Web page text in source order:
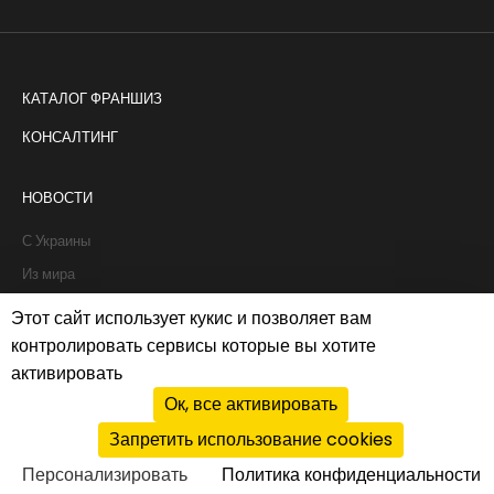
КАТАЛОГ ФРАНШИЗ
КОНСАЛТИНГ
НОВОСТИ
С Украины
Из мира
Интервью
Истории франчайзи
Рапорты
Политика cookies|Privacy policy
© 2026 PROFIT system. All rights reserved.
Этот сайт использует кукис и позволяет вам
контролировать сервисы которые вы хотите
активировать
Ок, все активировать
Запретить использование cookies
Персонализировать
Политика конфиденциальности